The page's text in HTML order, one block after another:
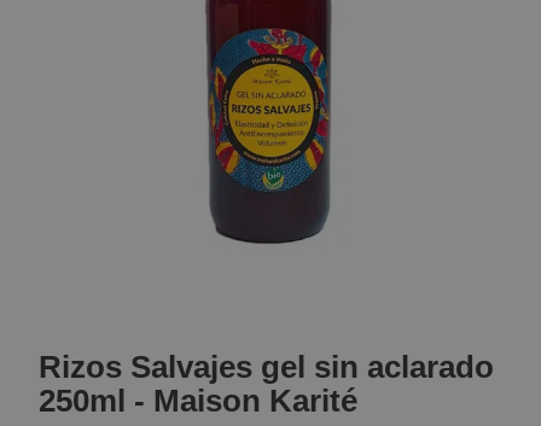
the
beginning
of
Rizos Salvajes gel sin aclarado
250ml - Maison Karité